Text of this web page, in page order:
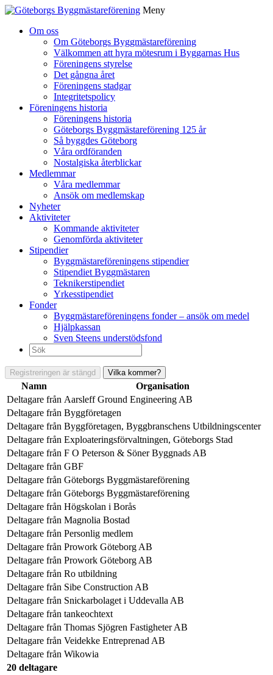
Meny
Om oss
Om Göteborgs Byggmästareförening
Välkommen att hyra mötesrum i Byggarnas Hus
Föreningens styrelse
Det gångna året
Föreningens stadgar
Integritetspolicy
Föreningens historia
Föreningens historia
Göteborgs Byggmästareförening 125 år
Så byggdes Göteborg
Våra ordföranden
Nostalgiska återblickar
Medlemmar
Våra medlemmar
Ansök om medlemskap
Nyheter
Aktiviteter
Kommande aktiviteter
Genomförda aktiviteter
Stipendier
Byggmästareföreningens stipendier
Stipendiet Byggmästaren
Teknikerstipendiet
Yrkesstipendiet
Fonder
Byggmästareföreningens fonder – ansök om medel
Hjälpkassan
Sven Steens understödsfond
Sök
efter:
Registreringen är stängd Vilka kommer?
Namn
Organisation
Deltagare från Aarsleff Ground Engineering AB
Deltagare från Byggföretagen
Deltagare från Byggföretagen, Byggbranschens Utbildningscenter
Deltagare från Exploateringsförvaltningen, Göteborgs Stad
Deltagare från F O Peterson & Söner Byggnads AB
Deltagare från GBF
Deltagare från Göteborgs Byggmästareförening
Deltagare från Göteborgs Byggmästareförening
Deltagare från Högskolan i Borås
Deltagare från Magnolia Bostad
Deltagare från Personlig medlem
Deltagare från Prowork Göteborg AB
Deltagare från Prowork Göteborg AB
Deltagare från Ro utbildning
Deltagare från Sibe Construction AB
Deltagare från Snickarbolaget i Uddevalla AB
Deltagare från tankeochtext
Deltagare från Thomas Sjögren Fastigheter AB
Deltagare från Veidekke Entreprenad AB
Deltagare från Wikowia
20 deltagare